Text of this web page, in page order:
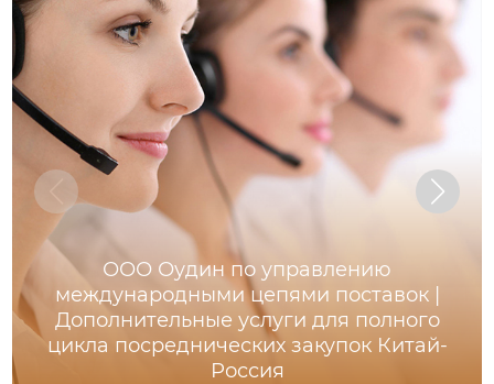
ООО Оудин по управлению
международными цепями поставок |
Дополнительные услуги для полного
цикла посреднических закупок Китай-
Россия